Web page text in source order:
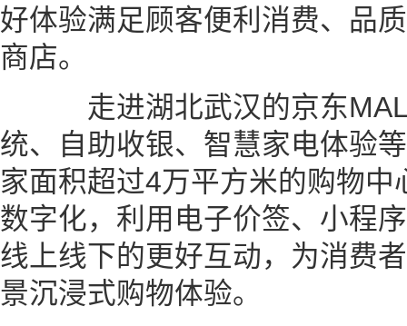
好体验满足顾客便利消费、品
商店。
走进湖北武汉的京东
统、自助收银、智慧家电体验
家面积超过4万平方米的购物
数字化，利用电子价签、小程
线上线下的更好互动，为消费
景沉浸式购物体验。